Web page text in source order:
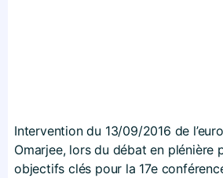
Intervention du 13/09/2016 de
Omarjee, lors du débat en plénière
objectifs clés pour la 17e